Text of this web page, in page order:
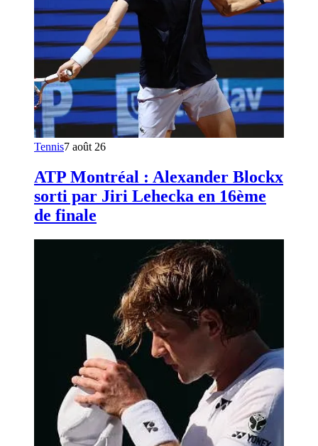
Tennis7 août 26
ATP Montréal : Alexander Blockx
sorti par Jiri Lehecka en 16ème
de finale